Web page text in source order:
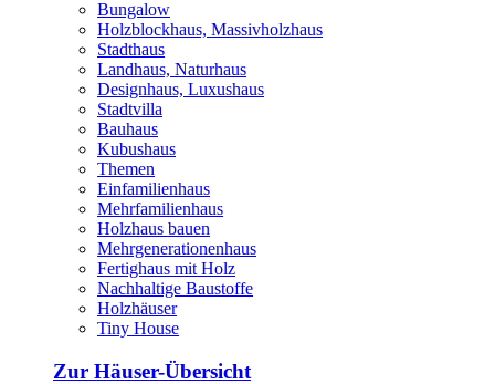
Bungalow
Holzblockhaus, Massivholzhaus
Stadthaus
Landhaus, Naturhaus
Designhaus, Luxushaus
Stadtvilla
Bauhaus
Kubushaus
Themen
Einfamilienhaus
Mehrfamilienhaus
Holzhaus bauen
Mehrgenerationenhaus
Fertighaus mit Holz
Nachhaltige Baustoffe
Holzhäuser
Tiny House
Zur Häuser-Übersicht